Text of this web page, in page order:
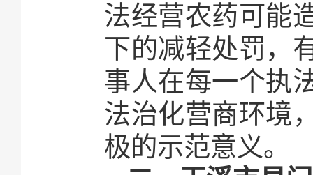
法经营农药可能
下的减轻处罚，
事人在每一个执
法治化营商环境
极的示范意义。